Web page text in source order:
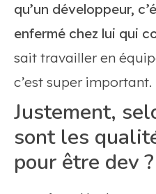
qu’un développeur,
enfermé chez lui qui
sait travailler en
c’est super important.
Justement,
sont les
pour être dev ?